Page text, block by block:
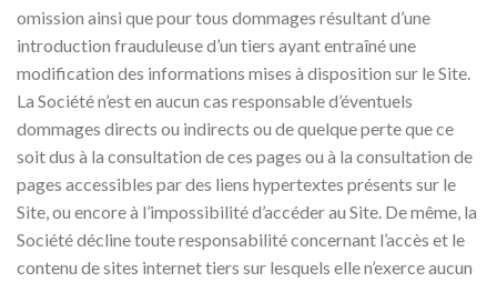
omission ainsi que pour tous dommages résultant d’une
introduction frauduleuse d’un tiers ayant entraîné une
modification des informations mises à disposition sur le Site.
La Société n’est en aucun cas responsable d’éventuels
dommages directs ou indirects ou de quelque perte que ce
soit dus à la consultation de ces pages ou à la consultation de
pages accessibles par des liens hypertextes présents sur le
Site, ou encore à l’impossibilité d’accéder au Site. De même, la
Société décline toute responsabilité concernant l’accès et le
contenu de sites internet tiers sur lesquels elle n’exerce aucun